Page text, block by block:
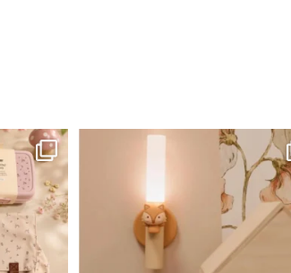
עיצובי לחדר, גם מנורת לילה מרגיעה, וגם
0